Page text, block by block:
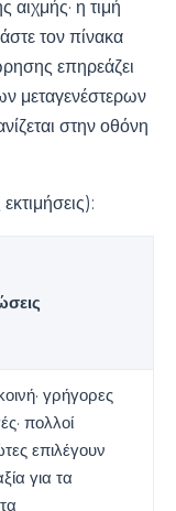
αιχμής· η τιμή
τον πίνακα
επηρεάζει
μεταγενέστερων
στην οθόνη
γρήγορες
πολλοί
επιλέγουν
για τα